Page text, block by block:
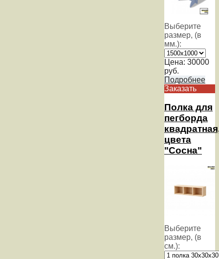
Выберите
размер, (в
мм.):
Цена: 30000
руб.
Подробнее
Заказать
Полка для
пегборда
цвета
"Сосна"
Выберите
размер, (в
см.):